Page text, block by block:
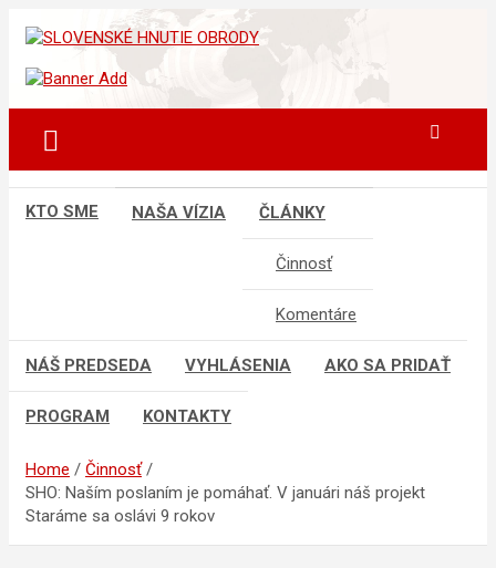
content
SLOVENSKÉ HNUTIE OBRODY
KTO SME NAŠA VÍZIA ČLÁNKY
Činnosť
Komentáre
NÁŠ PREDSEDA VYHLÁSENIA AKO SA PRIDAŤ
PROGRAM KONTAKTY
Home
Činnosť
SHO: Naším poslaním je pomáhať. V januári náš projekt
Staráme sa oslávi 9 rokov